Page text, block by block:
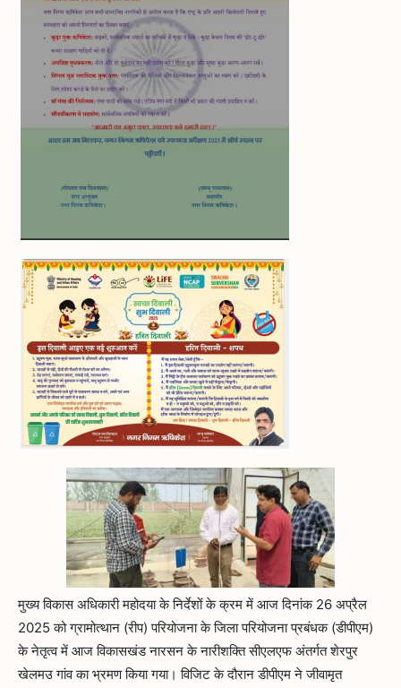
मुख्य विकास अधिकारी महोदया के निर्देशों के क्रम में आज दिनांक 26 अप्रैल
2025 को ग्रामोत्थान (रीप) परियोजना के जिला परियोजना प्रबंधक (डीपीएम)
के नेतृत्व में आज विकासखंड नारसन के नारीशक्ति सीएलएफ अंतर्गत शेरपुर
खेलमउ गांव का भ्रमण किया गया। विजिट के दौरान डीपीएम ने जीवामृत